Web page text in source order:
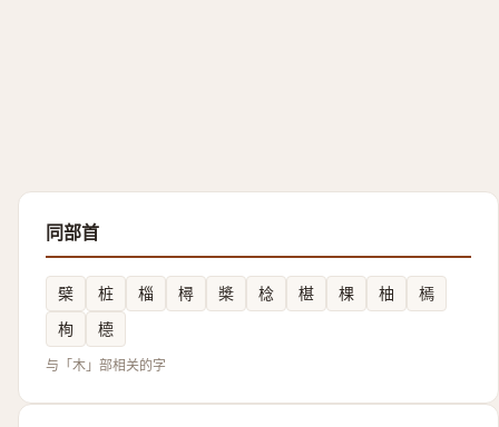
同部首
檗 桩 椔 樳 槳 棯 椹 棵 柚
㯊
栒
㯖
与「木」部相关的字